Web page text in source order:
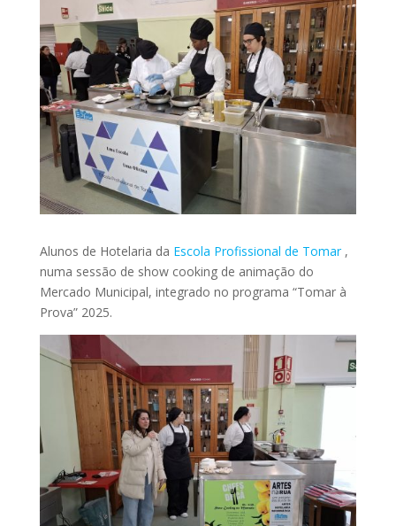
Alunos de Hotelaria da Escola Profissional de Tomar,
numa sessão de show cooking de animação do
Mercado Municipal, integrado no programa “Tomar à
Prova” 2025.